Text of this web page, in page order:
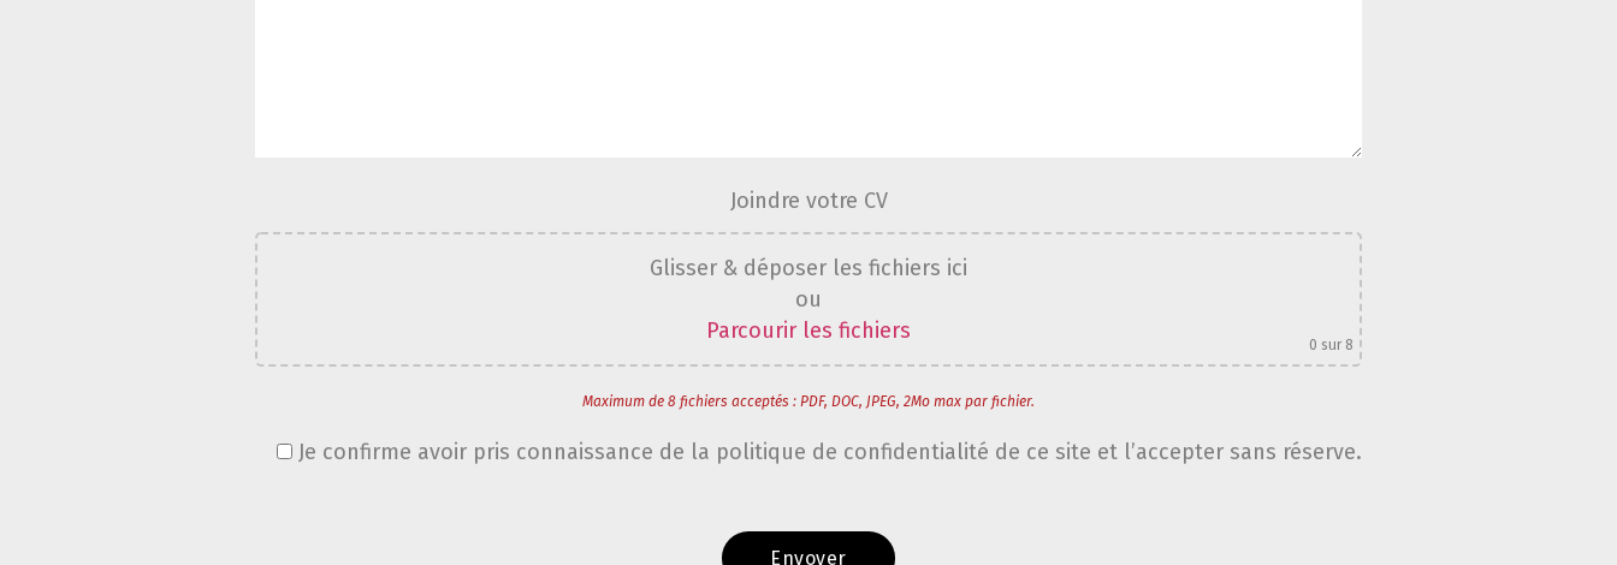
Joindre votre CV
Glisser & déposer les fichiers ici
ou
Parcourir les fichiers
0 sur 8
Maximum de 8 fichiers acceptés : PDF, DOC, JPEG, 2Mo max par fichier.
Je confirme avoir pris connaissance de la politique de confidentialité de ce site et l’accepter sans réserve.